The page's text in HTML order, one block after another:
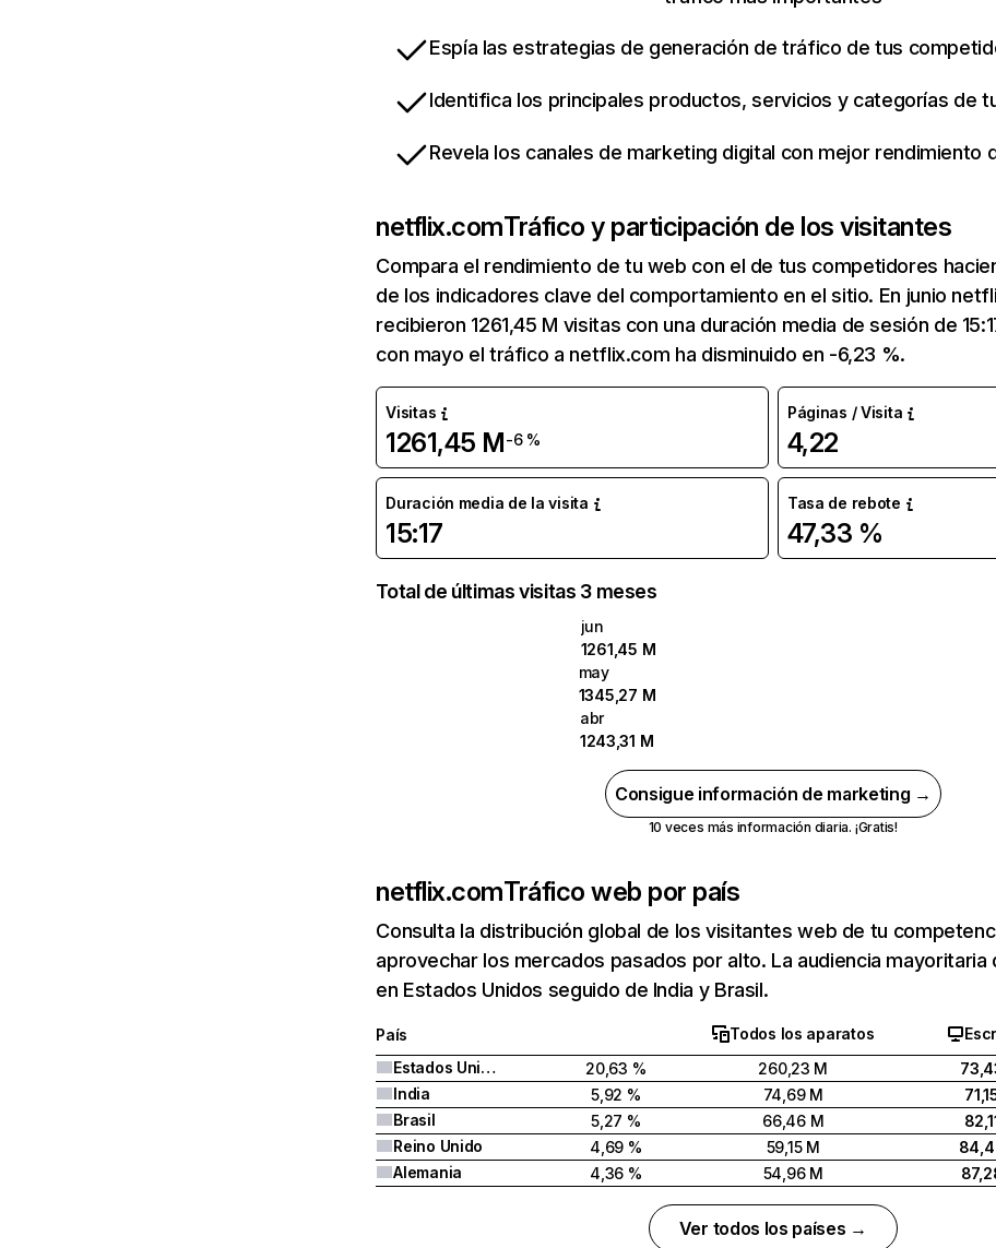
Espía las estrategias de generación de tráfico de tus
Identifica los principales productos, servicios y categorías de
Revela los canales de marketing digital con mejor rendimiento
netflix.comTráfico y participación de los visitantes
Compara el rendimiento de tu web con el de tus competidores
de los indicadores clave del comportamiento en el sitio. En junio
recibieron 1261,45 M visitas con una duración media de sesión de
con mayo el tráfico a netflix.com ha disminuido en -6,23 %.
Visitas
1261,45 M-6 %
Páginas / Visita
4,22
Duración media de la visita
15:17
Tasa de rebote
47,33 %
Total de últimas visitas 3 meses
jun
1261,45 M
may
1345,27 M
abr
1243,31 M
Consigue información de marketing →
10 veces más información diaria. ¡Gratis!
netflix.comTráfico web por país
Consulta la distribución global de los visitantes web de tu
aprovechar los mercados pasados por alto. La audiencia
en Estados Unidos seguido de India y Brasil.
País Todos los aparatos
Estados Unidos
20,63 % 260,23 M
India
5,92 % 74,69 M
Brasil
5,27 % 66,46 M
Reino Unido
4,69 % 59,15 M
Alemania
4,36 % 54,96 M
Ver todos los países →